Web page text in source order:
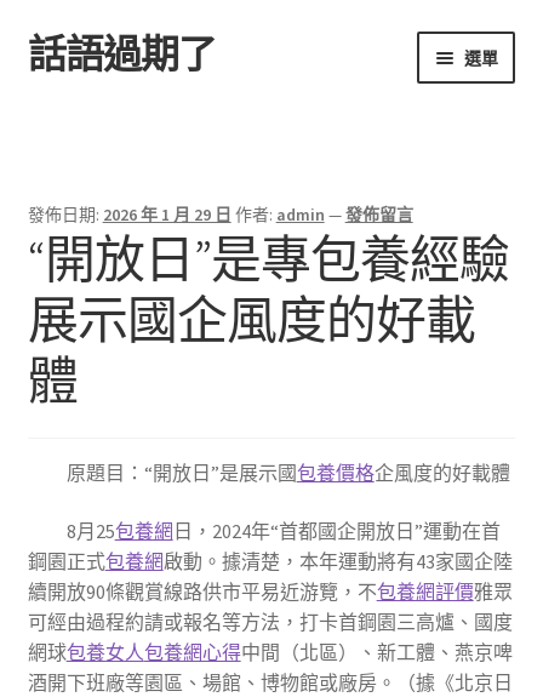
跳
至
跳
至
話語過期了 選單
發佈日期: 2026 年 1 月 29 日 作者: admin —發佈留言
“開放日”是專包養經驗
展示國企風度的好載
體
原題目：“開放日”是展示國包養價格企風度的好載體
8月25包養網 日，2024年“首都國企開放日”運動在首
鋼園正式包養網啟動。據清楚，本年運動將有43家國企陸
續開放90條觀賞線路供市平易近游覽，不包養網評價雅眾
可經由過程約請或報名等方法，打卡首鋼園三高爐、國度
網球包養女人包養網心得中間（北區）、新工體、燕京啤
酒開下班廠等園區、場館、博物館或廠房。（據《北京日